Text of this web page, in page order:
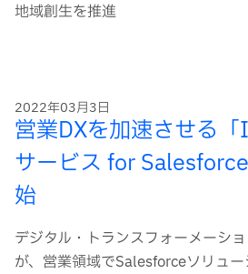
地域創生を推進
2022年03月3日
営業DXを加速させる
サービス for
始
デジタル・トランスフォーメーシ
が、営業領域でSalesforceソリュ